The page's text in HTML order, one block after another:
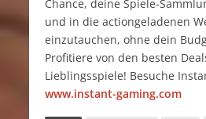
Chance, deine Spiele-
und in die actiongeladenen
einzutauchen, ohne dein
Profitiere von den besten
Lieblingsspiele! Besuche
www.instant-gaming.com